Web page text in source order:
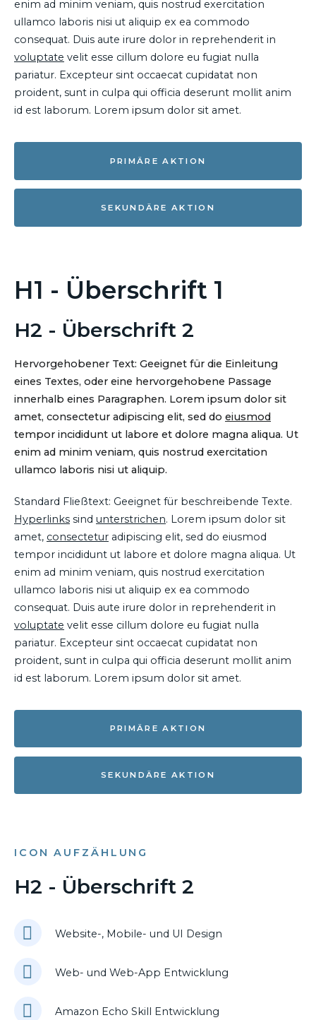
enim ad minim veniam, quis nostrud exercitation
ullamco laboris nisi ut aliquip ex ea commodo
consequat. Duis aute irure dolor in reprehenderit in
voluptate velit esse cillum dolore eu fugiat nulla
pariatur. Excepteur sint occaecat cupidatat non
proident, sunt in culpa qui officia deserunt mollit anim
id est laborum. Lorem ipsum dolor sit amet.
PRIMÄRE AKTION
SEKUNDÄRE AKTION
H1 - Überschrift 1
H2 - Überschrift 2
Hervorgehobener Text: Geeignet für die Einleitung
eines Textes, oder eine hervorgehobene Passage
innerhalb eines Paragraphen. Lorem ipsum dolor sit
amet, consectetur adipiscing elit, sed do eiusmod
tempor incididunt ut labore et dolore magna aliqua. Ut
enim ad minim veniam, quis nostrud exercitation
ullamco laboris nisi ut aliquip.
Standard Fließtext: Geeignet für beschreibende Texte.
Hyperlinks sind unterstrichen. Lorem ipsum dolor sit
amet, consectetur adipiscing elit, sed do eiusmod
tempor incididunt ut labore et dolore magna aliqua. Ut
enim ad minim veniam, quis nostrud exercitation
ullamco laboris nisi ut aliquip ex ea commodo
consequat. Duis aute irure dolor in reprehenderit in
voluptate velit esse cillum dolore eu fugiat nulla
pariatur. Excepteur sint occaecat cupidatat non
proident, sunt in culpa qui officia deserunt mollit anim
id est laborum. Lorem ipsum dolor sit amet.
PRIMÄRE AKTION
SEKUNDÄRE AKTION
ICON AUFZÄHLUNG
H2 - Überschrift 2
Website-, Mobile- und UI Design
Web- und Web-App Entwicklung
Amazon Echo Skill Entwicklung